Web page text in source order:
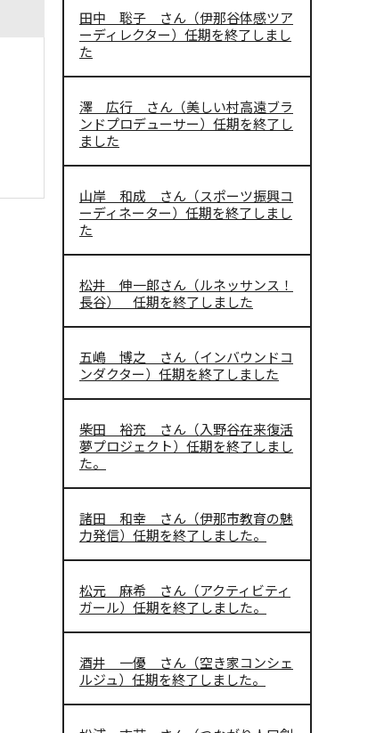
田中 聡子 さん（伊那谷体感ツア
ーディレクター）任期を終了しまし
た
澤 広行 さん（美しい村高遠ブラ
ンドプロデューサー）任期を終了し
ました
山岸 和成 さん（スポーツ振興コ
ーディネーター）任期を終了しまし
た
松井 伸一郎さん（ルネッサンス！
長谷） 任期を終了しました
五嶋 博之 さん（インバウンドコ
ンダクター）任期を終了しました
柴田 裕充 さん（入野谷在来復活
夢プロジェクト）任期を終了しまし
た。
諸田 和幸 さん（伊那市教育の魅
力発信）任期を終了しました。
松元 麻希 さん（アクティビティ
ガール）任期を終了しました。
酒井 一優 さん（空き家コンシェ
ルジュ）任期を終了しました。